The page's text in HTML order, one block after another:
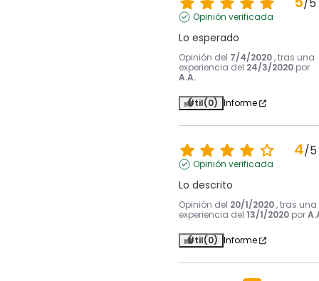
Opinión verificada
Lo esperado
Opinión del 7/4/2020 , tras una
experiencia del 24/3/2020 por
A.A.
Útil(0) Informe
4/5
Opinión verificada
Lo descrito
Opinión del 20/1/2020 , tras una
experiencia del 13/1/2020 por
Útil(0) Informe